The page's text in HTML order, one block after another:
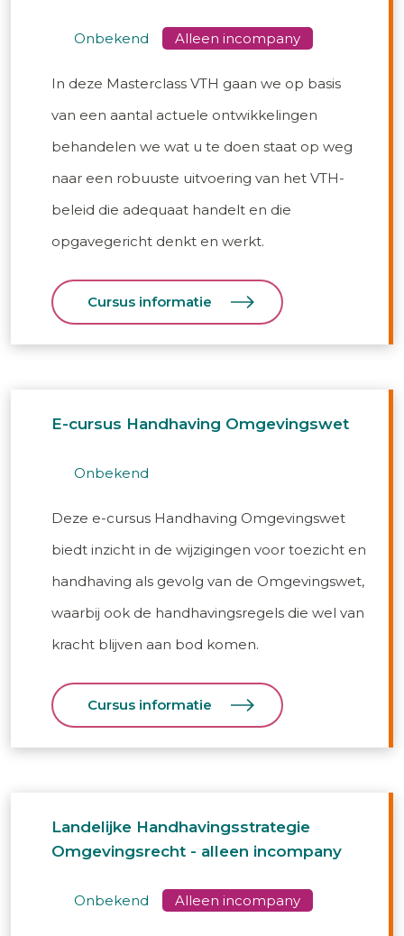
onbekend
In deze Masterclass VTH gaan we op basis
van een aantal actuele ontwikkelingen
behandelen we wat u te doen staat op weg
naar een robuuste uitvoering van het VTH-
beleid die adequaat handelt en die
opgavegericht denkt en werkt.
Cursus informatie
E-cursus Handhaving Omgevingswet
onbekend
Deze e-cursus Handhaving Omgevingswet
biedt inzicht in de wijzigingen voor toezicht en
handhaving als gevolg van de Omgevingswet,
waarbij ook de handhavingsregels die wel van
kracht blijven aan bod komen.
Cursus informatie
Landelijke Handhavingsstrategie
Omgevingsrecht - alleen incompany
onbekend